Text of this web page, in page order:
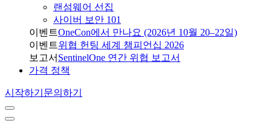
랜섬웨어 선집
사이버 보안 101
이벤트OneCon에서 만나요 (2026년 10월 20–22일)
이벤트위협 헌팅 세계 챔피언십 2026
보고서 SentinelOne 연간 위협 보고서
가격 정책
시작하기 문의하기